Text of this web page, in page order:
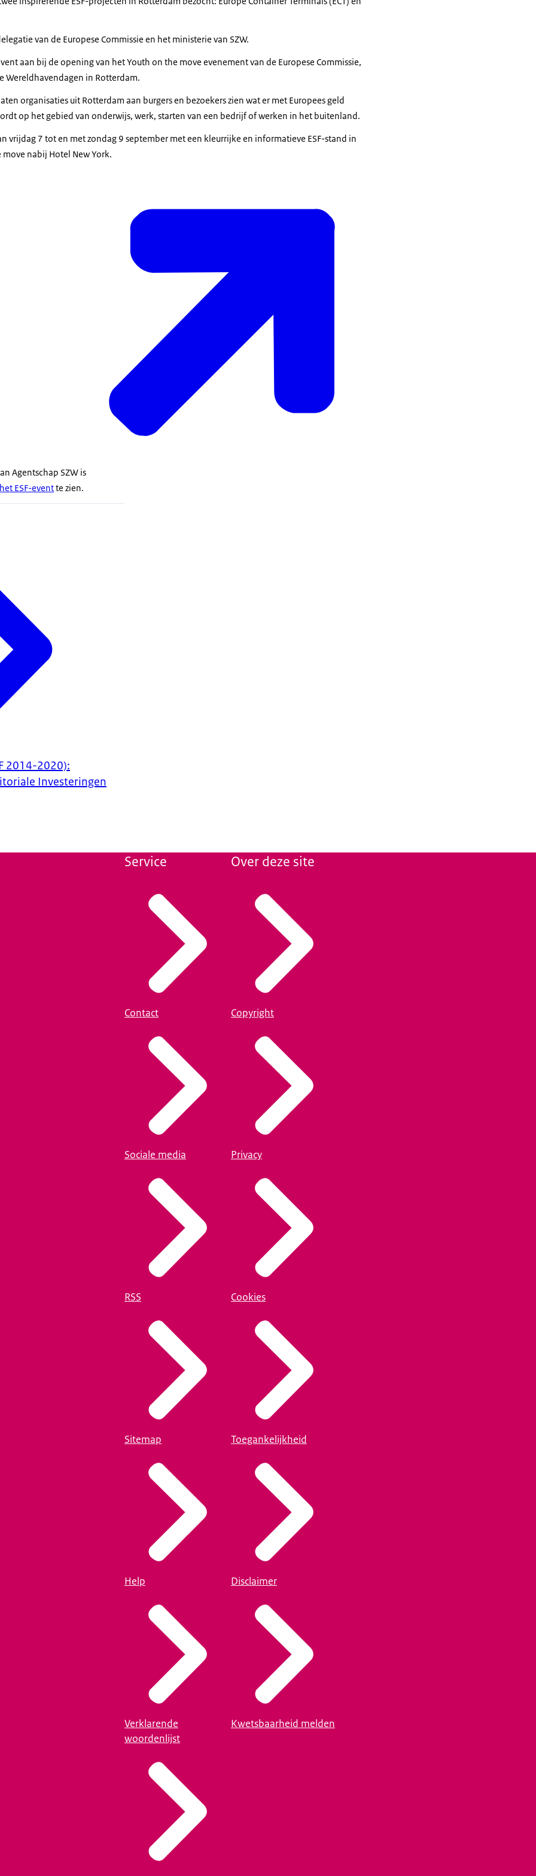
van de Europese Commissie en het ministerie van SZW.
aan bij de opening van het Youth on the move evenement van de Europese Commissie,
Wereldhavendagen in Rotterdam.
organisaties uit Rotterdam aan burgers en bezoekers zien wat er met Europees geld
op het gebied van onderwijs, werk, starten van een bedrijf of werken in het buitenland.
vrijdag 7 tot en met zondag 9 september met een kleurrijke en informatieve ESF-stand in
nabij Hotel New York.
Agentschap SZW is
ESF-eventte zien.
2014-2020):
Investeringen
Service
Contact
Sociale media
RSS
Sitemap
Help
Verklarende
woordenlijst
Over deze site
Copyright
Privacy
Cookies
Toegankelijkheid
Disclaimer
Kwetsbaarheid melden